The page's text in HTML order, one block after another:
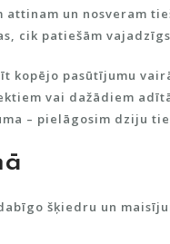
un nosveram
cik patiešām
kopējo pasūtījumu
vai dažādiem
– pielāgosim dziju
šķiedru un